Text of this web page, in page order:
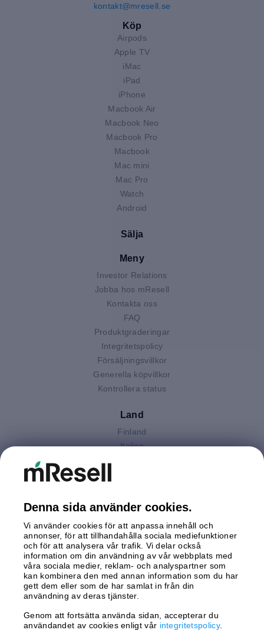
kontakt@mresell.se
Köp
Airpods
Apple TV
iMac
iPad
iPhone
Macbook Air
Macbook Neo
Macbook Pro
Macbook
Mac mini
Mac Pro
Watch
Android
Sälja
Meny
Investor Relations
Jobba hos mResell
Kontakta oss
FAQ
Produktgraderingar
Integritetspolicy
Försäljningsvillkor
Generella köpvillkor
Kontrollera status
Land
Finland
Italien
Storbritannien
Tyskland
Österrike
Betalningar
Leverans av
Denna sida använder cookies.
Vi använder cookies för att anpassa innehåll och
annonser, för att tillhandahålla sociala mediefunktioner
och för att analysera vår trafik. Vi delar också
information om din användning av vår webbplats med
våra sociala medier, reklam- och analyspartner som
kan kombinera den med annan information som du har
gett dem eller som de har samlat in från din
användning av deras tjänster.
Genom att fortsätta använda sidan, accepterar du
användandet av cookies enligt vår integritetspolicy.